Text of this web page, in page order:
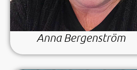
Anna Bergenström